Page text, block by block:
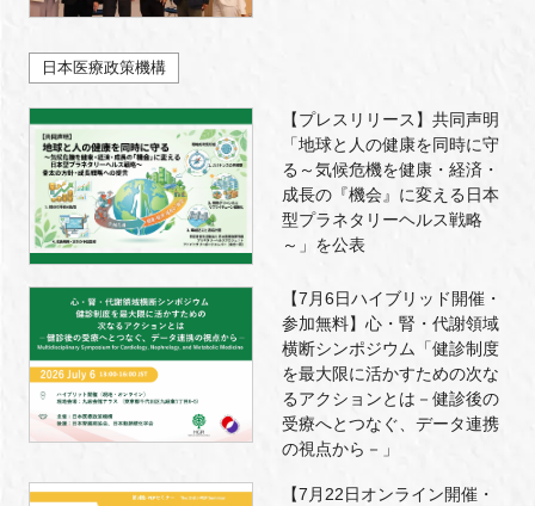
日本医療政策機構
【プレスリリース】共同声明
「地球と人の健康を同時に守
る～気候危機を健康・経済・
成長の『機会』に変える日本
型プラネタリーヘルス戦略
～」を公表
【7月6日ハイブリッド開催・
参加無料】心・腎・代謝領域
横断シンポジウム「健診制度
を最大限に活かすための次な
るアクションとは－健診後の
受療へとつなぐ、データ連携
の視点から－」
【7月22日オンライン開催・